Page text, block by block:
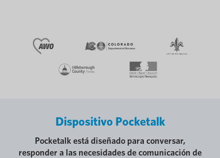
Dispositivo Pocketalk
Pocketalk está diseñado para conversar,
responder a las necesidades de comunicación de